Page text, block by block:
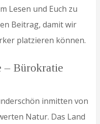
Lesen und Euch zu
Beitrag, damit wir
platzieren können.
– Bürokratie
inmitten von
Natur. Das Land